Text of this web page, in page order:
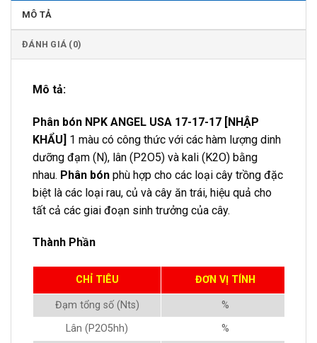
MÔ TẢ
ĐÁNH GIÁ (0)
Mô tả:
Phân bón NPK ANGEL USA 17-17-17 [NHẬP
KHẨU] 1 màu có công thức với các hàm lượng dinh
dưỡng đạm (N), lân (P2O5) và kali (K2O) bằng
nhau. Phân bón phù hợp cho các loại cây trồng đặc
biệt là các loại rau, củ và cây ăn trái, hiệu quả cho
tất cả các giai đoạn sinh trưởng của cây.
Thành Phần
CHỈ TIÊU ĐƠN VỊ TÍNH
Đạm tổng số (Nts)
%
Lân (P2O5hh)
%